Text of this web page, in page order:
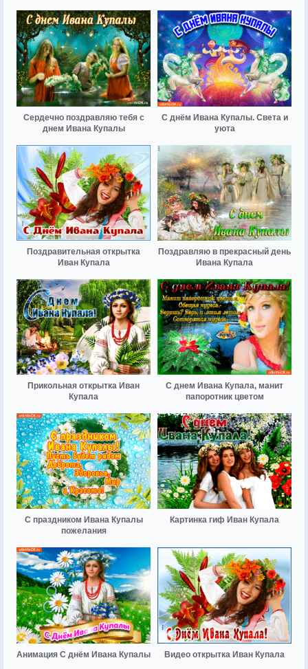
Сердечно поздравляю тебя с
днем Ивана Купалы
С днём Ивана Купалы. Света и
уюта
Поздравительная открытка
Иван Купала
Поздравляю в прекрасный день
Ивана Купала
Прикольная открытка Иван
Купала
С днем Ивана Купала, манит
папоротник цветом
С праздником Ивана Купалы
пожелания
Картинка гиф Иван Купала
Анимация С днём Ивана Купалы Видео открытка Иван Купала